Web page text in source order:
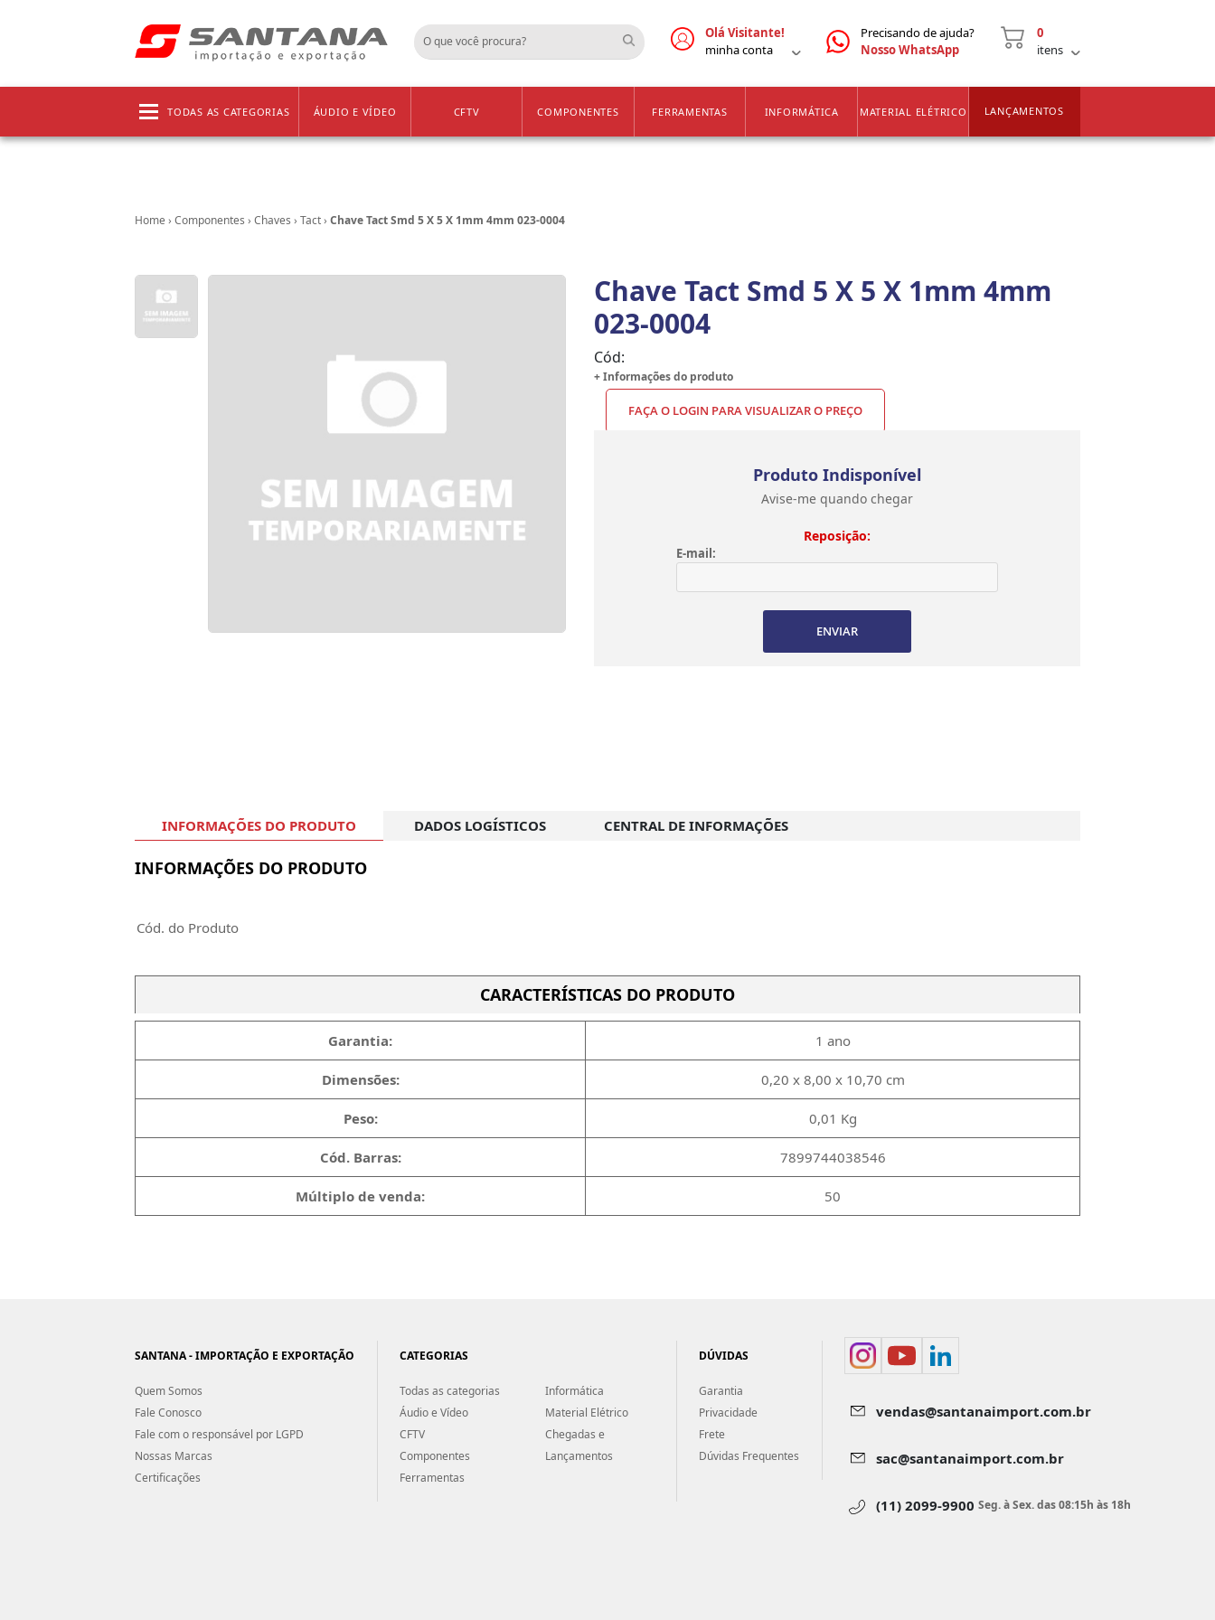
Olá Visitante!
minha conta
Precisando de ajuda?
Nosso WhatsApp
0
itens
TODAS AS CATEGORIAS ÁUDIO E VÍDEO CFTV COMPONENTES FERRAMENTAS INFORMÁTICA MATERIAL ELÉTRICO LANÇAMENTOS
Home › Componentes › Chaves › Tact› Chave Tact Smd 5 X 5 X 1mm 4mm 023-0004
Chave Tact Smd 5 X 5 X 1mm 4mm
023-0004
Cód:
+ Informações do produto
FAÇA O LOGIN PARA VISUALIZAR O PREÇO
Produto Indisponível
Avise-me quando chegar
Reposição:
E-mail:
ENVIAR
INFORMAÇÕES DO PRODUTO DADOS LOGÍSTICOS CENTRAL DE INFORMAÇÕES
INFORMAÇÕES DO PRODUTO
Cód. do Produto
CARACTERÍSTICAS DO PRODUTO
Garantia: 1 ano
Dimensões: 0,20 x 8,00 x 10,70 cm
Peso: 0,01 Kg
Cód. Barras: 7899744038546
Múltiplo de venda: 50
SANTANA - IMPORTAÇÃO E EXPORTAÇÃO
Quem Somos
Fale Conosco
Fale com o responsável por LGPD
Nossas Marcas
Certificações
CATEGORIAS
Todas as categorias
Áudio e Vídeo
CFTV
Componentes
Ferramentas
Informática
Material Elétrico
Chegadas e
Lançamentos
DÚVIDAS
Garantia
Privacidade
Frete
Dúvidas Frequentes
vendas@santanaimport.com.br
sac@santanaimport.com.br
(11) 2099-9900 Seg. à Sex. das 08:15h às 18h